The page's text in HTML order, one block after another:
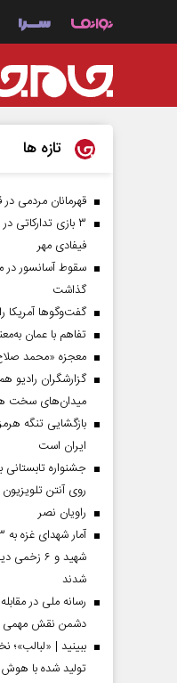
تازه ها
قهرمانان مردمی
۳ بازی تدارکاتی
فیفادی مهر
گذاشت
گفت‌وگوها آمریکا
تفاهم با عمان
معجزه «محمد
گزارشگران
میدان‌های سخت
بازگشایی تنگه
ایران است
روی آنتن تلویزیون
راویان نصر
شهید و ۶
شدند
رسانه ملی در
دشمن نقش مهمی
ببینید |
تولید شده با